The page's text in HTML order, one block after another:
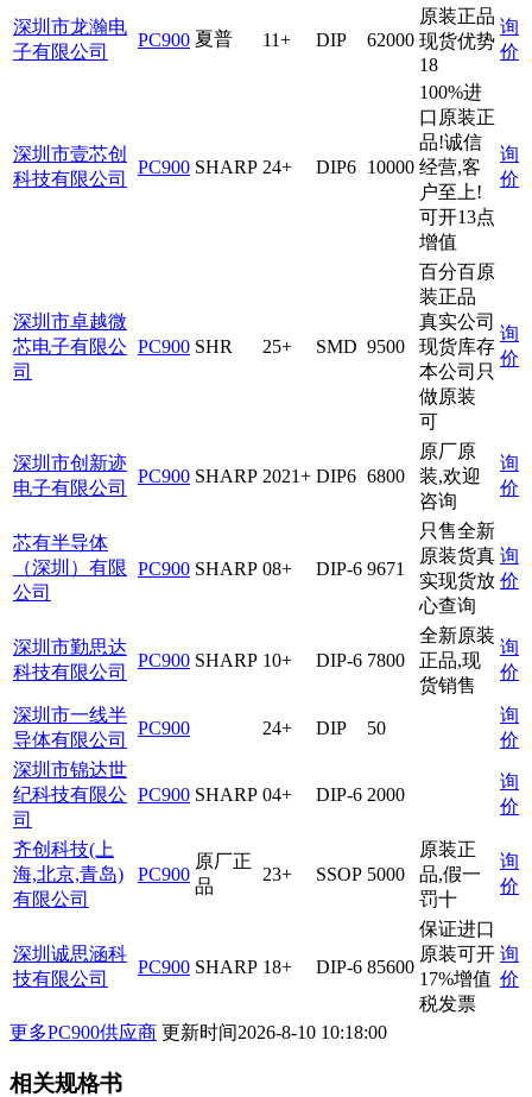
深圳市龙瀚电
子有限公司
PC900 夏普 11+ DIP 62000
原装正品
现货优势
18
询
价
深圳市壹芯创
科技有限公司
PC900 SHARP 24+ DIP6 10000
100%进
口原装正
品!诚信
经营,客
户至上!
可开13点
增值
询
价
深圳市卓越微
芯电子有限公
司
PC900 SHR 25+ SMD 9500
百分百原
装正品
真实公司
现货库存
本公司只
做原装
可
询
价
深圳市创新迹
电子有限公司
PC900 SHARP 2021+ DIP6 6800
原厂原
装,欢迎
咨询
询
价
芯有半导体
（深圳）有限
公司
PC900 SHARP 08+ DIP-6 9671
只售全新
原装货真
实现货放
心查询
询
价
深圳市勤思达
科技有限公司
PC900 SHARP 10+ DIP-6 7800
全新原装
正品,现
货销售
询
价
深圳市一线半
导体有限公司
PC900 24+ DIP 50
询
价
深圳市锦达世
纪科技有限公
司
PC900 SHARP 04+ DIP-6 2000
询
价
齐创科技(上
海,北京,青岛)
有限公司
PC900
原厂正
品
23+ SSOP 5000
原装正
品,假一
罚十
询
价
深圳诚思涵科
技有限公司
PC900 SHARP 18+ DIP-6 85600
保证进口
原装可开
17%增值
税发票
询
价
更多PC900供应商 更新时间2026-8-10 10:18:00
相关规格书